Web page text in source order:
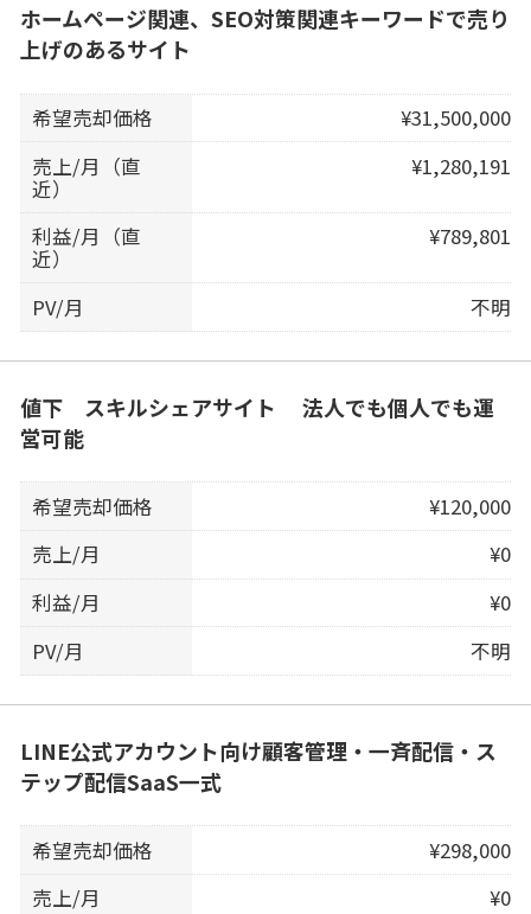
ホームページ関連、SEO対策関連キーワードで売り
上げのあるサイト
希望売却価格
¥31,500,000
売上/月（直
近）
¥1,280,191
利益/月（直
近）
¥789,801
PV/月 不明
値下 スキルシェアサイト 法人でも個人でも運
営可能
希望売却価格
¥120,000
売上/月
¥0
利益/月
¥0
PV/月
不明
LINE公式アカウント向け顧客管理・一斉配信・ス
テップ配信SaaS一式
希望売却価格
¥298,000
売上/月
¥0